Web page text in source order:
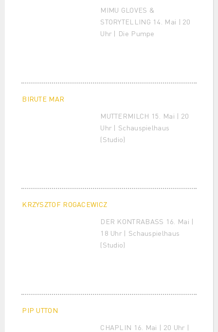
MIMU GLOVES &
STORYTELLING 14. Mai | 20
Uhr | Die Pumpe
BIRUTE MAR
MUTTERMILCH 15. Mai | 20
Uhr | Schauspielhaus
(Studio)
KRZYSZTOF ROGACEWICZ
DER KONTRABASS 16. Mai |
18 Uhr | Schauspielhaus
(Studio)
PIP UTTON
CHAPLIN 16. Mai | 20 Uhr |